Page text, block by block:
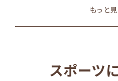
物理療法
もっと
スポーツ